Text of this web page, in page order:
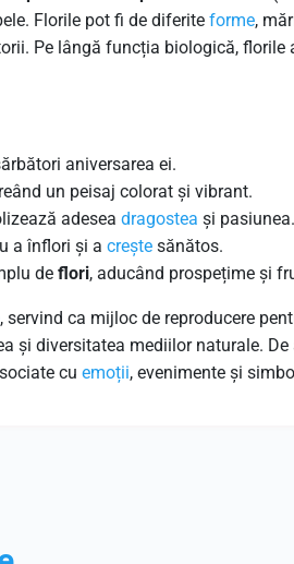
Florile pot fi de diferite forme,
Pe lângă funcția biologică, florile
aniversarea ei.
un peisaj colorat și vibrant.
adesea dragostea și pasiunea.
a înflori și a crește sănătos.
de flori, aducând prospețime și
, servind ca mijloc de reproducere
și diversitatea mediilor naturale. De
cu emoții, evenimente și